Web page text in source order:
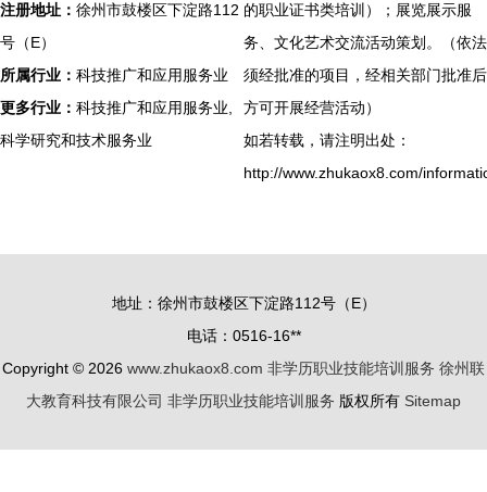
注册地址： 徐州市鼓楼区下淀路112
号（E）
所属行业： 科技推广和应用服务业
更多行业： 科技推广和应用服务业,
科学研究和技术服务业
的职业证书类培训）；展览展示服
务、文化艺术交流活动策划。（依法
须经批准的项目，经相关部门批准后
方可开展经营活动）
如若转载，请注明出处：
http://www.zhukaox8.com/
地址：徐州市鼓楼区下淀路112号（E）
电话：0516-16**
Copyright © 2026 www.zhukaox8.com 非学历职业技能培训服务 徐州联
大教育科技有限公司 非学历职业技能培训服务 版权所有 Sitemap